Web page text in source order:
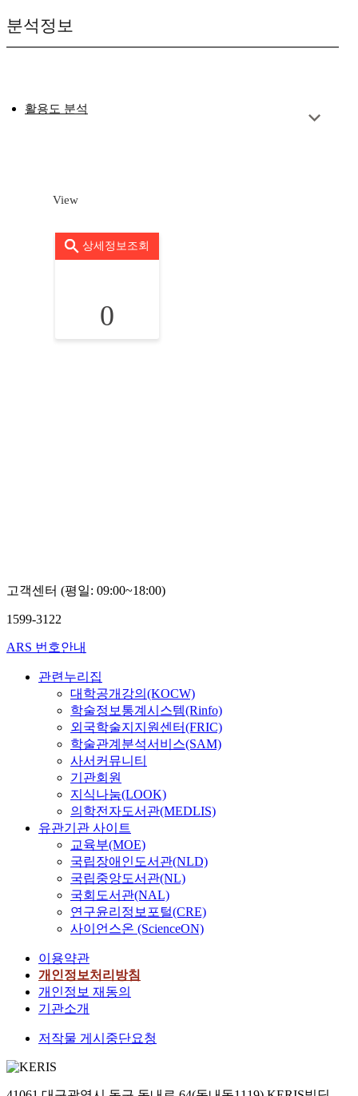
분석정보
활용도 분석
View
상세정보조회
0
고객센터 (평일: 09:00~18:00)
1599-3122
ARS 번호안내
관련누리집
대학공개강의(KOCW)
학술정보통계시스템(Rinfo)
외국학술지지원센터(FRIC)
학술관계분석서비스(SAM)
사서커뮤니티
기관회원
지식나눔(LOOK)
의학전자도서관(MEDLIS)
유관기관 사이트
교육부(MOE)
국립장애인도서관(NLD)
국립중앙도서관(NL)
국회도서관(NAL)
연구윤리정보포털(CRE)
사이언스온 (ScienceON)
이용약관
개인정보처리방침
개인정보 재동의
기관소개
저작물 게시중단요청